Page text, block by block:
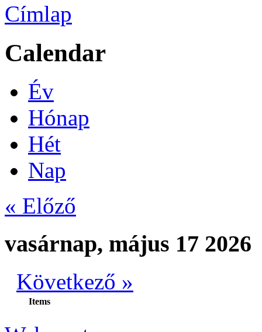
Címlap
Calendar
Év
Hónap
Hét
Nap
« Előző
vasárnap, május 17 2026
Következő »
Items